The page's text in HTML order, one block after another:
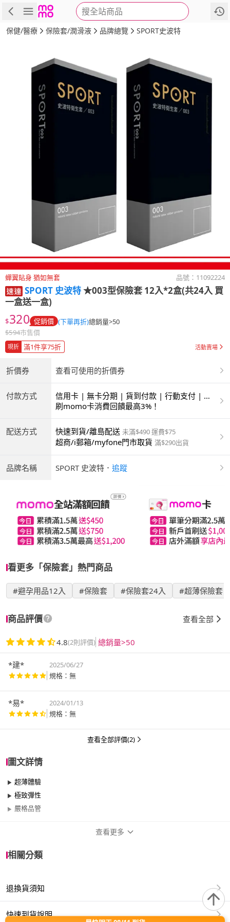
搜全站商品
商品 評價 詳情
保健/醫療 保險套/潤滑液 品牌總覽 SPORT史波特
蟬翼貼身 猶如無套 品號： 11092224
SPORT 史波特★003型保險套 12入*2盒(共24入 買
一盒送一盒)
$320 促銷價 (下單再折)總銷量>50
$594市售價
現折 滿1件享75折 活動賣場
折價券 查看可使用的折價券
付款方式
信用卡 | 無卡分期 | 貨到付款 | 行動支付 | 超
商付款 | ATM | 銀聯卡
刷momo卡消費回饋最高3%！
配送方式 快速到貨/離島配送 未滿$490 運費$75
超商/i郵箱/myfone門市取貨 滿$290出貨
品牌名稱 SPORT 史波特 ． 追蹤
看更多「保險套」熱門商品
#避孕用品12入 #保險套 #保險套24入 #超薄保險套
商品評價 查看全部
4.8(2則評價) 總銷量>50
*建*
2025/06/27
規格：無
*易*
2024/01/13
規格：無
查看全部評價(2)
圖文詳情
超薄體驗
極致彈性
嚴格品管
類型
尺寸 0.03mm、50~54mm
查看更多
相關分類
退換貨須知
快速到貨說明